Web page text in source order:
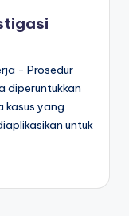
- Prosedur
diperuntukkan
kasus yang
untuk